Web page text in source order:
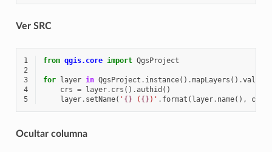
Ver SRC
1 from qgis.core import QgsProject
2
3
for layer in QgsProject . instance() .mapLayers () .values
4
crs = layer. crs () .authid ()
5
layer. setName( ' {} ( {})' . format ( layer. name(), crs
Ocultar columna